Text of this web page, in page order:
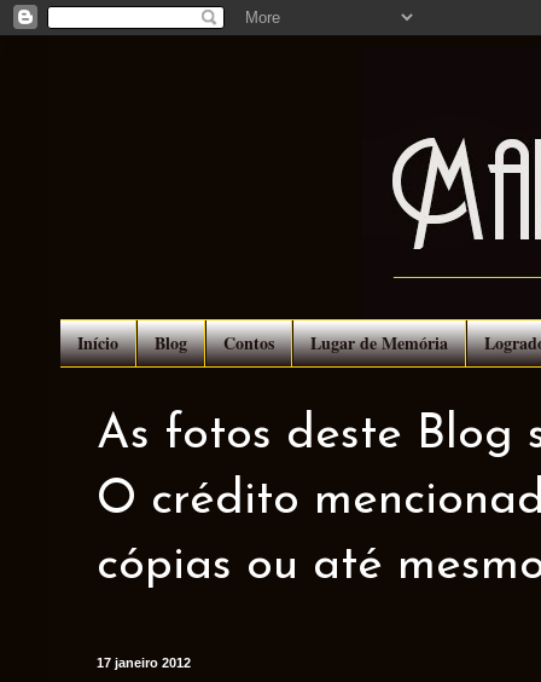
Início Blog Contos Lugar de Memória
As fotos deste Blog
O crédito
cópias ou até
17 janeiro 2012